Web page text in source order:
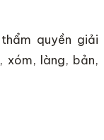
quyền giải
xóm, làng, bản,